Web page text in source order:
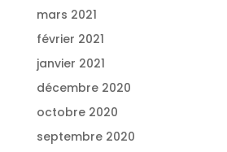
mars 2021
février 2021
janvier 2021
décembre 2020
octobre 2020
septembre 2020